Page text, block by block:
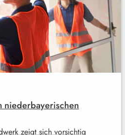
niederbayerischen
zeigt sich vorsichtig